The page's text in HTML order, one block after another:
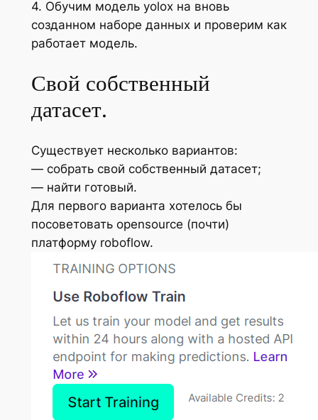
4. Обучим модель yolox на вновь
созданном наборе данных и проверим как
работает модель.
Свой собственный
датасет.
Существует несколько вариантов:
— собрать свой собственный датасет;
— найти готовый.
Для первого варианта хотелось бы
посоветовать opensource (почти)
платформу roboflow.